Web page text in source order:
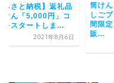
んロング ピクトは
ブラック３種 を期
定、お得な価格で
2023年7月19日
㈱筒
ゃな
マグ
製...